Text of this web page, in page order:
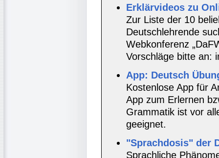
Erklärvideos zu
Zur Liste der 10
Deutschlehrende
Webkonferenz
Vorschläge bitte an:
App: Deutsch
Kostenlose App für
App zum Erlernen
Grammatik ist vor
geeignet.
"Sprachdosis" der
Sprachliche